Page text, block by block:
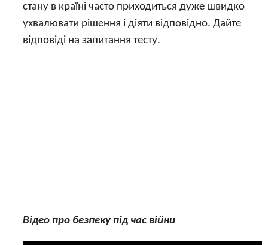
стану в країні часто приходиться дуже швидко
ухвалювати рішення і діяти відповідно. Дайте
відповіді на запитання тесту.
Відео про безпеку під час війни